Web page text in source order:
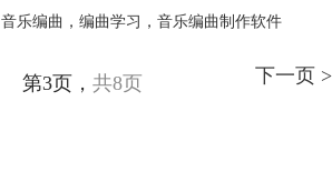
音乐编曲 ， 编曲学习 ， 音乐编曲制作软件
第3页， 共8页 下一页 >